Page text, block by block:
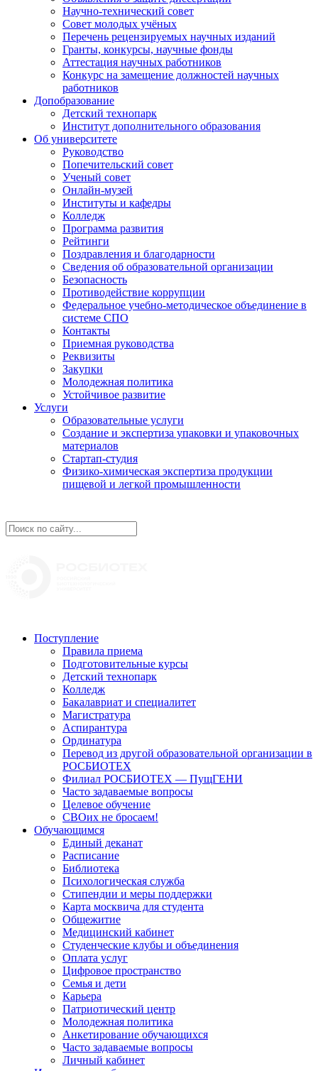
Научно-технический совет
Совет молодых учёных
Перечень рецензируемых научных изданий
Гранты, конкурсы, научные фонды
Аттестация научных работников
Конкурс на замещение должностей научных
работников
Допобразование
Детский технопарк
Институт дополнительного образования
Об университете
Руководство
Попечительский совет
Ученый совет
Онлайн-музей
Институты и кафедры
Колледж
Программа развития
Рейтинги
Поздравления и благодарности
Сведения об образовательной организации
Безопасность
Противодействие коррупции
Федеральное учебно-методическое объединение в
системе СПО
Контакты
Приемная руководства
Реквизиты
Закупки
Молодежная политика
Устойчивое развитие
Услуги
Образовательные услуги
Создание и экспертиза упаковки и упаковочных
материалов
Стартап-студия
Физико-химическая экспертиза продукции
пищевой и легкой промышленности
Поступление
Правила приема
Подготовительные курсы
Детский технопарк
Колледж
Бакалавриат и специалитет
Магистратура
Аспирантура
Ординатура
Перевод из другой образовательной организации в
РОСБИОТЕХ
Филиал РОСБИОТЕХ — ПущГЕНИ
Часто задаваемые вопросы
Целевое обучение
СВОих не бросаем!
Обучающимся
Единый деканат
Расписание
Библиотека
Психологическая служба
Стипендии и меры поддержки
Карта москвича для студента
Общежитие
Медицинский кабинет
Студенческие клубы и объединения
Оплата услуг
Цифровое пространство
Семья и дети
Карьера
Патриотический центр
Молодежная политика
Анкетирование обучающихся
Часто задаваемые вопросы
Личный кабинет